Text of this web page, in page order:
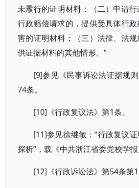
未履行的证明材料；（二）申请
行政赔偿请求的，提供受具体行
害的证明材料；（三）法律、法
供证据材料的其他情形。”
[9]参见《民事诉讼法证据规则
74条。
[10]《行政复议法》第1条。
[11]参见徐继敏：“行政复议
探析”，载《中共浙江省委党校学报
[12]《行政诉讼法》第54条第1